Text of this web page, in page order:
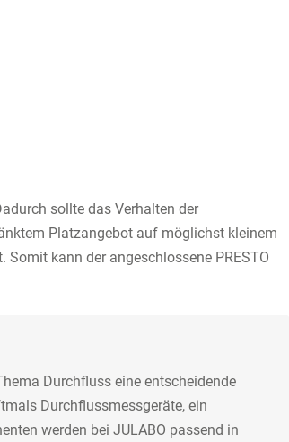
sollte das Verhalten der
Platzangebot auf möglichst kleinem
kann der angeschlossene PRESTO
Durchfluss eine entscheidende
Durchflussmessgeräte, ein
werden bei JULABO passend in